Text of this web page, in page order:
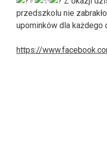
przedszkolu nie
upominków dla każdego
https://